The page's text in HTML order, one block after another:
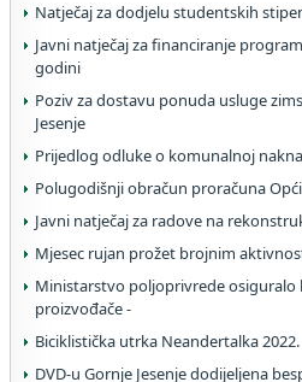
Natječaj za dodjelu studentskih
Javni natječaj za financiranje
godini
Poziv za dostavu ponuda usluge
Jesenje
Prijedlog odluke o komunalnoj
Polugodišnji obračun proračuna
Javni natječaj za radove na
Mjesec rujan prožet brojnim
Ministarstvo poljoprivrede
proizvođače -
Biciklistička utrka Neandertalka 2022.
DVD-u Gornje Jesenje dodijeljena